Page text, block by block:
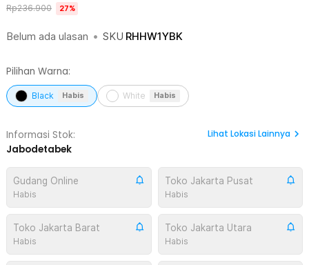
Belum ada ulasan • SKU RHHW1YBK
Rp236.900 27%
Pilihan Warna:
Black Habis White Habis
Informasi Stok:
Jabodetabek
Lihat Lokasi Lainnya
Gudang Online
Habis
Toko Jakarta Pusat
Habis
Toko Jakarta Barat
Habis
Toko Jakarta Utara
Habis